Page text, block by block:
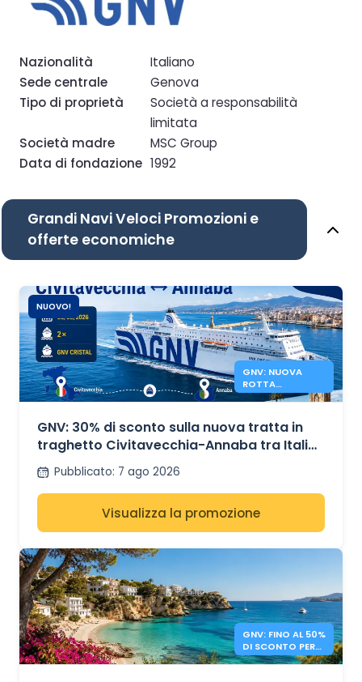
Nazionalità
Italiano
Sede centrale
Genova
Tipo di proprietà
Società a responsabilità
limitata
Società madre
MSC Group
Data di fondazione 1992
Grandi Navi Veloci Promozioni e
offerte economiche
NUOVO!
GNV: NUOVA
ROTTA
TRAGHETTI
ANNABA
GNV: 30% di sconto sulla nuova tratta in
traghetto Civitavecchia-Annaba tra Italia
e Algeria.
Pubblicato: 7 ago 2026
Visualizza la promozione
GNV: FINO AL 50%
DI SCONTO PER
LE BALEARI